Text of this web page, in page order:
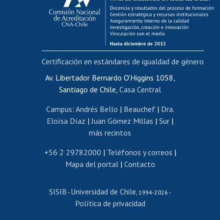
Funcionarias/os
Cursos internos de capacitación
Bienestar del personal
Portal de movilidad interna
Certificado de renta
Certificado de renta honorarios
Editar páginas blancas
Extranjeras/os
Revalidación y reconocimiento de títulos
Postulación al Programa de Movilidad Estudiantil
Cursos de español
Av. Libertador Bernardo O'Higgins 1058,
Santiago de Chile, Casa Central
Campus: Andrés Bello | Beauchef| Dra.
Eloísa Díaz |Juan Gómez Millas | Sur |
más recintos
+56 2 29782000 | Teléfonos y correos |
Mapa del portal| Contacto
SISIB - Universidad de Chile, 1994-2026 -
Política de privacidad
Certificación en estándares de igualdad de género